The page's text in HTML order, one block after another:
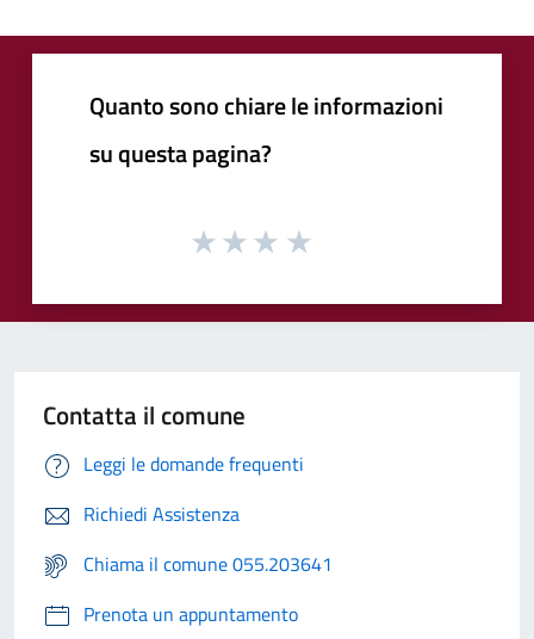
Quanto sono chiare le informazioni
su questa pagina?
Contatta il comune
Leggi le domande frequenti
Richiedi Assistenza
Chiama il comune 055.203641
Prenota un appuntamento